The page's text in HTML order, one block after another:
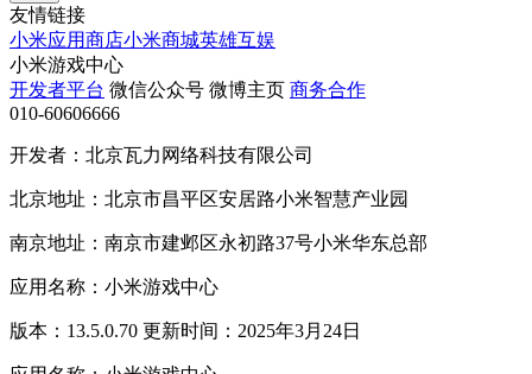
友情链接
小米应用商店小米商城英雄互娱
小米游戏中心
开发者平台 微信公众号 微博主页 商务合作
010-60606666
开发者：北京瓦力网络科技有限公司
北京地址：北京市昌平区安居路小米智慧产业园
南京地址：南京市建邺区永初路37号小米华东总部
应用名称：小米游戏中心
版本：13.5.0.70 更新时间：2025年3月24日